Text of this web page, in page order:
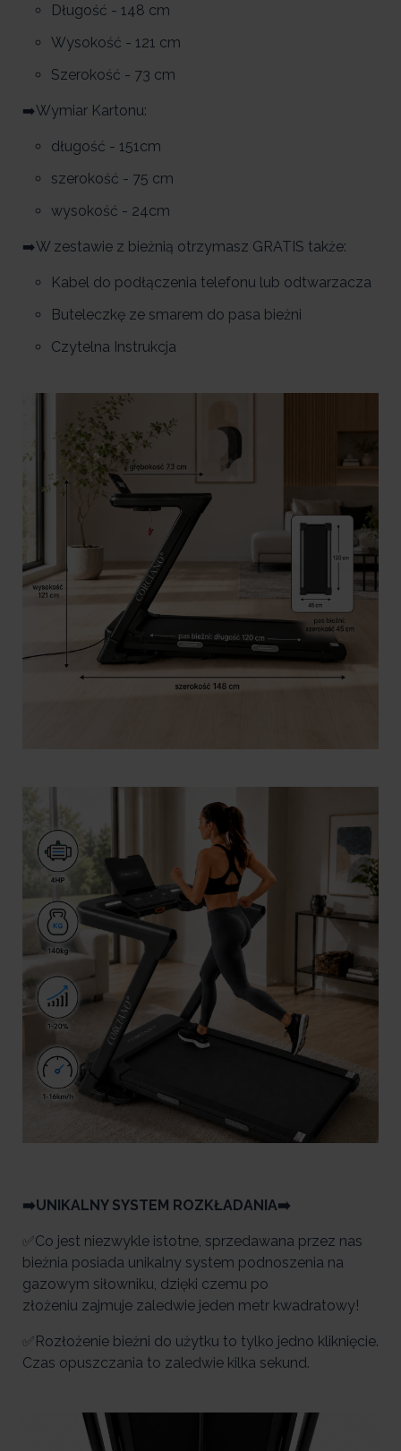
Długość - 148 cm
Wysokość - 121 cm
Szerokość - 73 cm
➡️Wymiar Kartonu:
długość - 151cm
szerokość - 75 cm
wysokość - 24cm
➡️W zestawie z bieżnią otrzymasz GRATIS także:
Kabel do podłączenia telefonu lub odtwarzacza
Buteleczkę ze smarem do pasa bieżni
Czytelna Instrukcja
➡️UNIKALNY SYSTEM ROZKŁADANIA➡️
✅Co jest niezwykle istotne, sprzedawana przez nas
bieżnia posiada unikalny system podnoszenia na
gazowym siłowniku, dzięki czemu po
złożeniu zajmuje zaledwie jeden metr kwadratowy!
✅Rozłożenie bieżni do użytku to tylko jedno kliknięcie.
Czas opuszczania to zaledwie kilka sekund.